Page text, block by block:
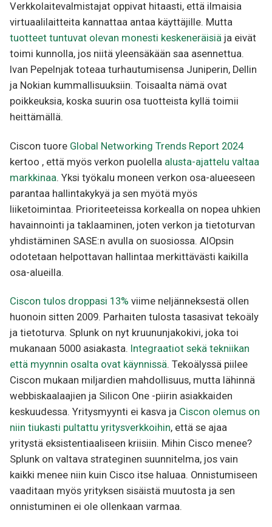
Verkkolaitevalmistajat oppivat hitaasti, että ilmaisia
virtuaalilaitteita kannattaa antaa käyttäjille. Mutta
tuotteet tuntuvat olevan monesti keskeneräisiä ja eivät
toimi kunnolla, jos niitä yleensäkään saa asennettua.
Ivan Pepelnjak toteaa turhautumisensa Juniperin, Dellin
ja Nokian kummallisuuksiin. Toisaalta nämä ovat
poikkeuksia, koska suurin osa tuotteista kyllä toimii
heittämällä.
Ciscon tuore Global Networking Trends Report 2024
kertoo , että myös verkon puolella alusta-ajattelu valtaa
markkinaa. Yksi työkalu moneen verkon osa-alueeseen
parantaa hallintakykyä ja sen myötä myös
liiketoimintaa. Prioriteeteissa korkealla on nopea uhkien
havainnointi ja taklaaminen, joten verkon ja tietoturvan
yhdistäminen SASE:n avulla on suosiossa. AIOpsin
odotetaan helpottavan hallintaa merkittävästi kaikilla
osa-alueilla.
Ciscon tulos droppasi 13% viime neljänneksestä ollen
huonoin sitten 2009. Parhaiten tulosta tasasivat tekoäly
ja tietoturva. Splunk on nyt kruununjakokivi, joka toi
mukanaan 5000 asiakasta. Integraatiot sekä tekniikan
että myynnin osalta ovat käynnissä. Tekoälyssä piilee
Ciscon mukaan miljardien mahdollisuus, mutta lähinnä
webbiskaalaajien ja Silicon One -piirin asiakkaiden
keskuudessa. Yritysmyynti ei kasva ja Ciscon olemus on
niin tiukasti pultattu yritysverkkoihin, että se ajaa
yritystä eksistentiaaliseen kriisiin. Mihin Cisco menee?
Splunk on valtava strateginen suunnitelma, jos vain
kaikki menee niin kuin Cisco itse haluaa. Onnistumiseen
vaaditaan myös yrityksen sisäistä muutosta ja sen
onnistuminen ei ole ollenkaan varmaa.